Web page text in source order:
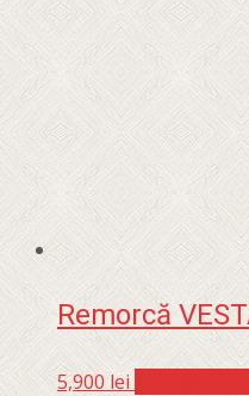
Remorcă
5,900lei